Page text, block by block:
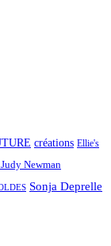
créations Ellie's
Newman
Sonja Deprelle